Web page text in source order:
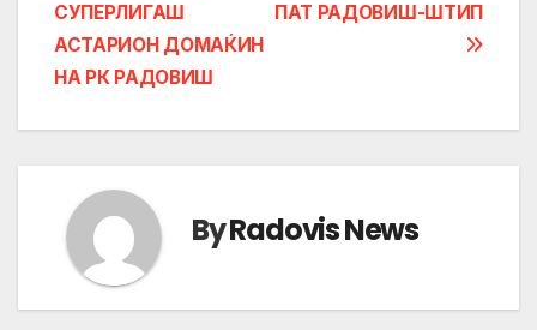
ПАТ РАДОВИШ-ШТИП
СУПЕРЛИГАШ
АСТАРИОН ДОМАЌИН
НА РК РАДОВИШ
ByRadovis News